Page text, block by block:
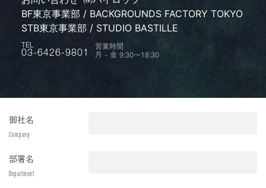
BF東京事業部 / BACKGROUNDS FACTORY TOKYO
STB東京事業部 / STUDIO BASTILLE
TEL
03-6426-9801
営業時間
月 - 金 9:30〜18:30
御社名
Company
部署名
Department